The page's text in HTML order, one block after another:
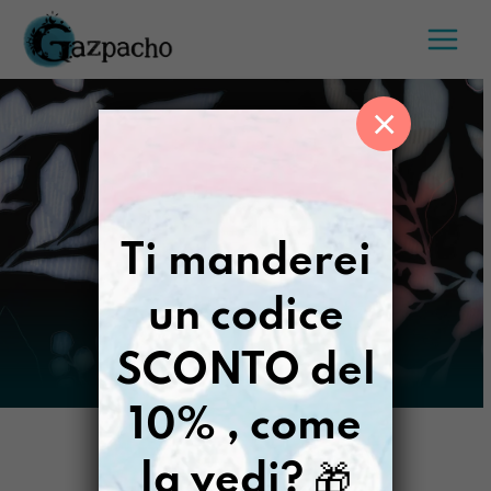
Salta
contenuto
Ti manderei
un codice
SCONTO del
10% , come
la vedi? 🎁
×